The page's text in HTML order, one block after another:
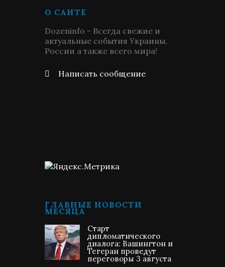
О САЙТЕ
Dozeninfo - Всегда свежие и
актуальные события Украины,
России а также всего мира!
Написать сообщение
ГЛАВНЫЕ НОВОСТИ
МЕСЯЦА
Старт
дипломатического
диалога: Вашингтон и
Тегеран проведут
переговоры 3 августа